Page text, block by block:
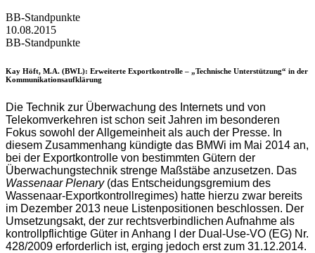
BB-Standpunkte
10.08.2015
BB-Standpunkte
Kay Höft, M.A. (BWL): Erweiterte Exportkontrolle – „Technische Unterstützung“ in der
Kommunikationsaufklärung
Die Technik zur Überwachung des Internets und von
Telekomverkehren ist schon seit Jahren im besonderen
Fokus sowohl der Allgemeinheit als auch der Presse. In
diesem Zusammenhang kündigte das BMWi im Mai 2014 an,
bei der Exportkontrolle von bestimmten Gütern der
Überwachungstechnik strenge Maßstäbe anzusetzen. Das
Wassenaar Plenary(das Entscheidungsgremium des
Wassenaar-Exportkontrollregimes) hatte hierzu zwar bereits
im Dezember 2013 neue Listenpositionen beschlossen. Der
Umsetzungsakt, der zur rechtsverbindlichen Aufnahme als
kontrollpflichtige Güter in Anhang I der Dual-Use-VO (EG) Nr.
428/2009 erforderlich ist, erging jedoch erst zum 31.12.2014.